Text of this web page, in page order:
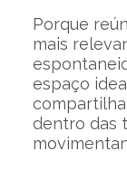
Porque
mais
espaço
dentro das